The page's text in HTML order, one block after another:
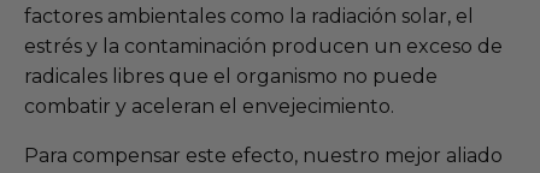
factores ambientales como la radiación solar, el
estrés y la contaminación producen un exceso de
radicales libres que el organismo no puede
combatir y aceleran el envejecimiento.
Para compensar este efecto, nuestro mejor aliado